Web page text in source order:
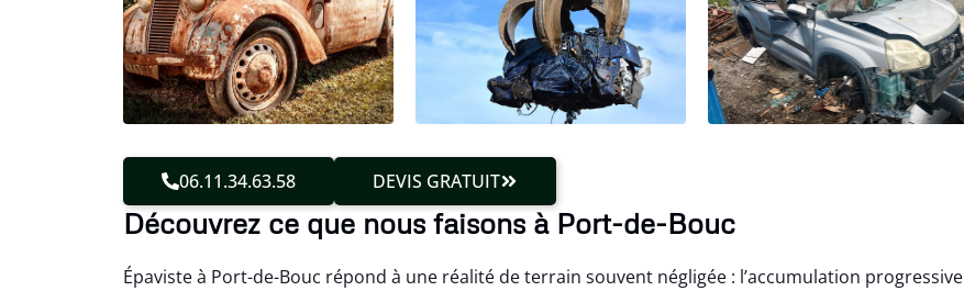
06.11.34.63.58 DEVIS GRATUIT
Découvrez ce que nous faisons à Port-de-Bouc
Épaviste à Port-de-Bouc répond à une réalité de terrain souvent négligée : l’accumulation progressive